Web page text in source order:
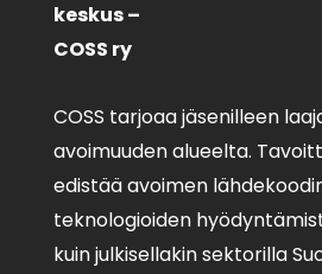
keskus –
COSS ry
COSS tarjoaa jäsenilleen
avoimuuden alueelta.
edistää avoimen
teknologioiden
kuin julkisellakin sektorilla